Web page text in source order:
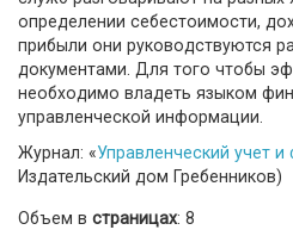
определении себестоимости,
прибыли они руководствуются
документами. Для того чтобы
необходимо владеть языком
управленческой информации.
Журнал: «Управленческий учет
Издательский дом Гребенников)
Объем в страницах: 8